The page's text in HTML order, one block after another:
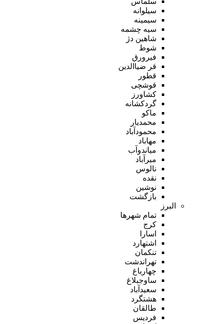
سیلوانه
سیمینه
سیه چشمه
شاهین دژ
شوط
فیرورق
قر ضیاالدین
قطور
قوشچی
کشاورز
گردکشانه
ماکو
محمدیار
محمودآباد
مهاباد
میاندوآب
میرآباد
نالوس
نقده
نوشین
بازگشت
البرز
تمام شهر‌ها
کرج
اسارا
اشتهارد
تنکمان
تهراندشت
چهارباغ
ساوجبلاغ
سعیدآباد
هشتگرد
طالقان
فردیس